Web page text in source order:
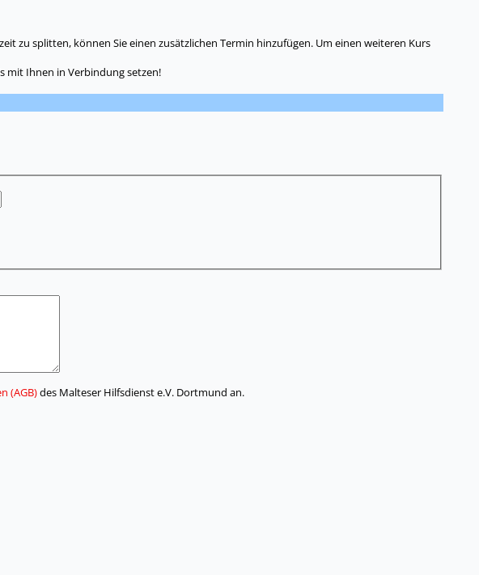
zu splitten, können Sie einen zusätzlichen Termin hinzufügen. Um einen weiteren Kurs
mit Ihnen in Verbindung setzen!
(AGB)des Malteser Hilfsdienst e.V. Dortmund an.